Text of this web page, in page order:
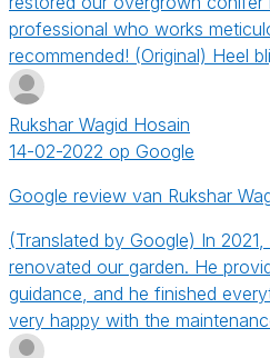
professional who works
recommended! (Original) Heel
Rukshar Wagid Hosain
14-02-2022 op Google
Google review van Rukshar
(Translated by Google) In
renovated our garden. He
guidance, and he finished
very happy with the